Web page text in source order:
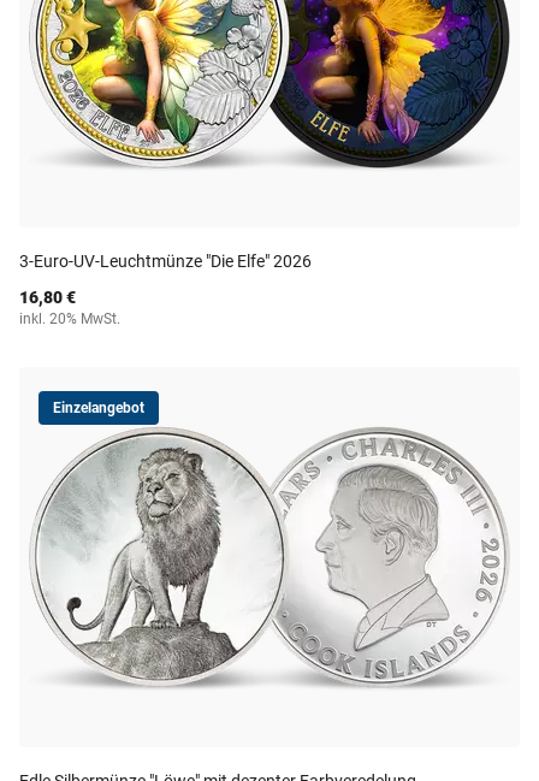
3-Euro-UV-Leuchtmünze "Die Elfe" 2026
16,80 €
inkl. 20% MwSt.
Einzelangebot